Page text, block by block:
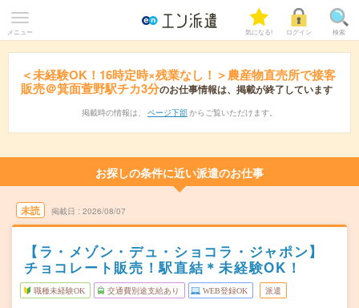
メニュー 気になる! ログイン 検索
＜未経験OK！16時定時×残業なし！＞農産物直売所で接客
販売＠箕面萱野駅チカ3分のお仕事情報は、掲載が終了しています
掲載時の情報は、 ページ下部 からご覧いただけます。
お探しの条件に近い派遣のお仕事
未読 掲載日 2026/08/07
【ラ・メゾン・デュ・ショコラ・ジャポン】
チョコレート販売！駅直結＊未経験OK！
職種未経験OK 交通費別途支給あり WEB登録OK 派遣